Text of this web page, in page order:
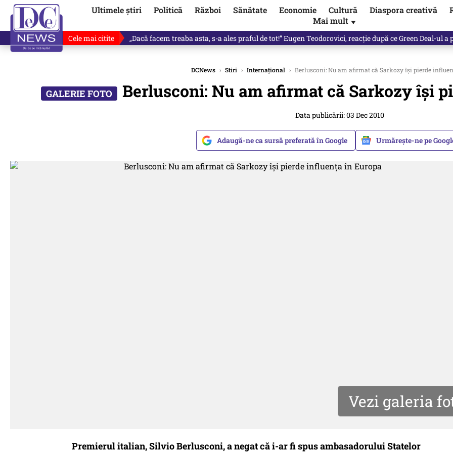
Ultimele știri Politică Război Sănătate Economie Cultură Diaspora creativă
Mai mult ▼
Cele mai citite „Dacă facem treaba asta, s-a ales praful de tot!” Eugen Teodorovici, reacție după ce Green Deal-ul a
DCNews › Stiri › Internațional › Berlusconi: Nu am afirmat că Sarkozy își pierde
Berlusconi: Nu am afirmat că Sarkozy își
Data publicării: 03 Dec 2010
Adaugă-ne ca sursă preferată în Google Urmărește-ne pe
Vezi galeria
Premierul italian, Silvio Berlusconi, a negat că i-ar fi spus ambasadorului Statelor